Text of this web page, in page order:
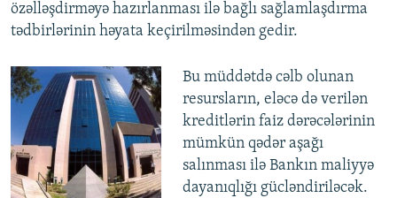
özəlləşdirməyə hazırlanması ilə bağlı sağlamlaşdırma
tədbirlərinin həyata keçirilməsindən gedir.
Bu müddətdə cəlb olunan
resursların, eləcə də verilən
kreditlərin faiz dərəcələrinin
mümkün qədər aşağı
salınması ilə Bankın maliyyə
dayanıqlığı gücləndiriləcək.